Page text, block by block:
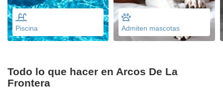
Piscina Admiten mascotas
Todo lo que hacer en Arcos De La
Frontera